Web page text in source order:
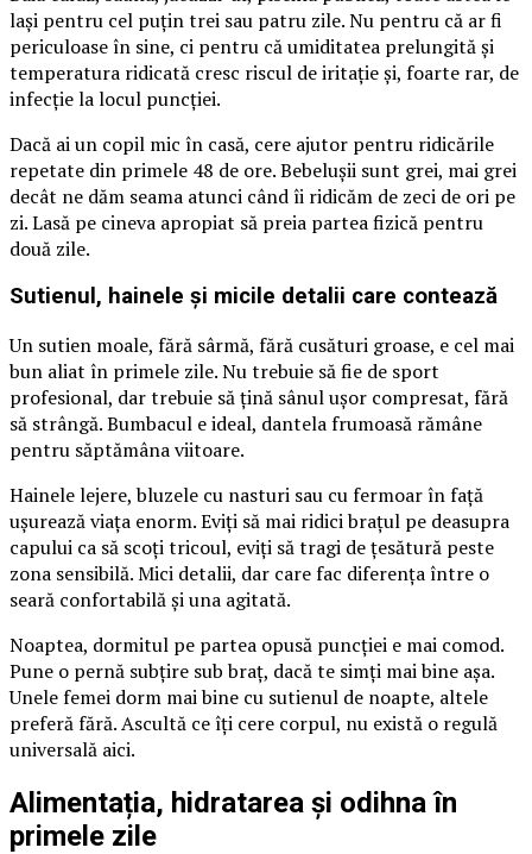
lași pentru cel puțin trei sau patru zile. Nu pentru că ar fi
periculoase în sine, ci pentru că umiditatea prelungită și
temperatura ridicată cresc riscul de iritație și, foarte rar, de
infecție la locul puncției.
Dacă ai un copil mic în casă, cere ajutor pentru ridicările
repetate din primele 48 de ore. Bebelușii sunt grei, mai grei
decât ne dăm seama atunci când îi ridicăm de zeci de ori pe
zi. Lasă pe cineva apropiat să preia partea fizică pentru
două zile.
Sutienul, hainele și micile detalii care contează
Un sutien moale, fără sârmă, fără cusături groase, e cel mai
bun aliat în primele zile. Nu trebuie să fie de sport
profesional, dar trebuie să țină sânul ușor compresat, fără
să strângă. Bumbacul e ideal, dantela frumoasă rămâne
pentru săptămâna viitoare.
Hainele lejere, bluzele cu nasturi sau cu fermoar în față
ușurează viața enorm. Eviți să mai ridici brațul pe deasupra
capului ca să scoți tricoul, eviți să tragi de țesătură peste
zona sensibilă. Mici detalii, dar care fac diferența între o
seară confortabilă și una agitată.
Noaptea, dormitul pe partea opusă puncției e mai comod.
Pune o pernă subțire sub braț, dacă te simți mai bine așa.
Unele femei dorm mai bine cu sutienul de noapte, altele
preferă fără. Ascultă ce îți cere corpul, nu există o regulă
universală aici.
Alimentația, hidratarea și odihna în
primele zile